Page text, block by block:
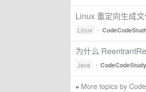
Linux 重定向生成
Linux •
为什么
Java • CodeCodeStudy
» More topics by